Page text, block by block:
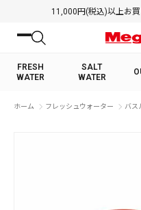
11,000円(税込)以上お
FRESH
WATER
SALT
WATER
絞
ホーム フレッシュウォーター バス